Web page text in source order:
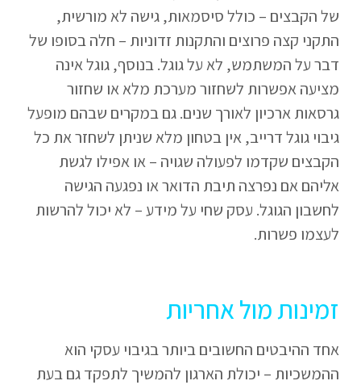
של הקבצים – כולל סיסמאות, גישה לא מורשית,
התקני קצה פרוצים והתקנות זדוניות – חלה בסופו של
דבר על המשתמש, לא על גוגל. בנוסף, גוגל אינה
מציעה אפשרות לשחזור מערכת מלא או שחזור
גרסאות ארכיון לאורך שנים. גם במקרים שבהם מופעל
גיבוי גוגל דרייב, אין בטחון מלא שניתן לשחזר את כל
הקבצים שקדמו לפעולה שגויה – או אפילו לגשת
אליהם אם נפרצה תיבת הדואר או נפגעה הגישה
לחשבון הגוגל. עסק שחי על מידע – לא יכול להרשות
לעצמו פשרות.
זמינות מול אחריות
אחד ההיבטים החשובים ביותר בגיבוי עסקי הוא
ההמשכיות – יכולת הארגון להמשיך לתפקד גם בעת